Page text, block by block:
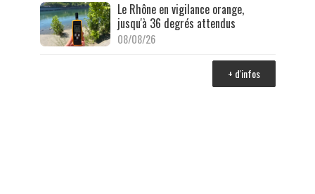
Le Rhône en vigilance orange,
jusqu'à 36 degrés attendus
08/08/26
+ d'infos